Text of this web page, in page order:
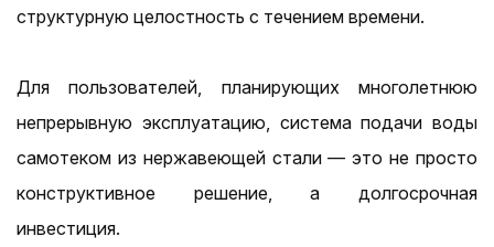
структурную целостность с течением времени.
Для пользователей, планирующих многолетнюю
непрерывную эксплуатацию, система подачи воды
самотеком из нержавеющей стали — это не просто
конструктивное решение, а долгосрочная
инвестиция.